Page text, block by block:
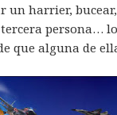
un harrier,
persona…
que alguna de